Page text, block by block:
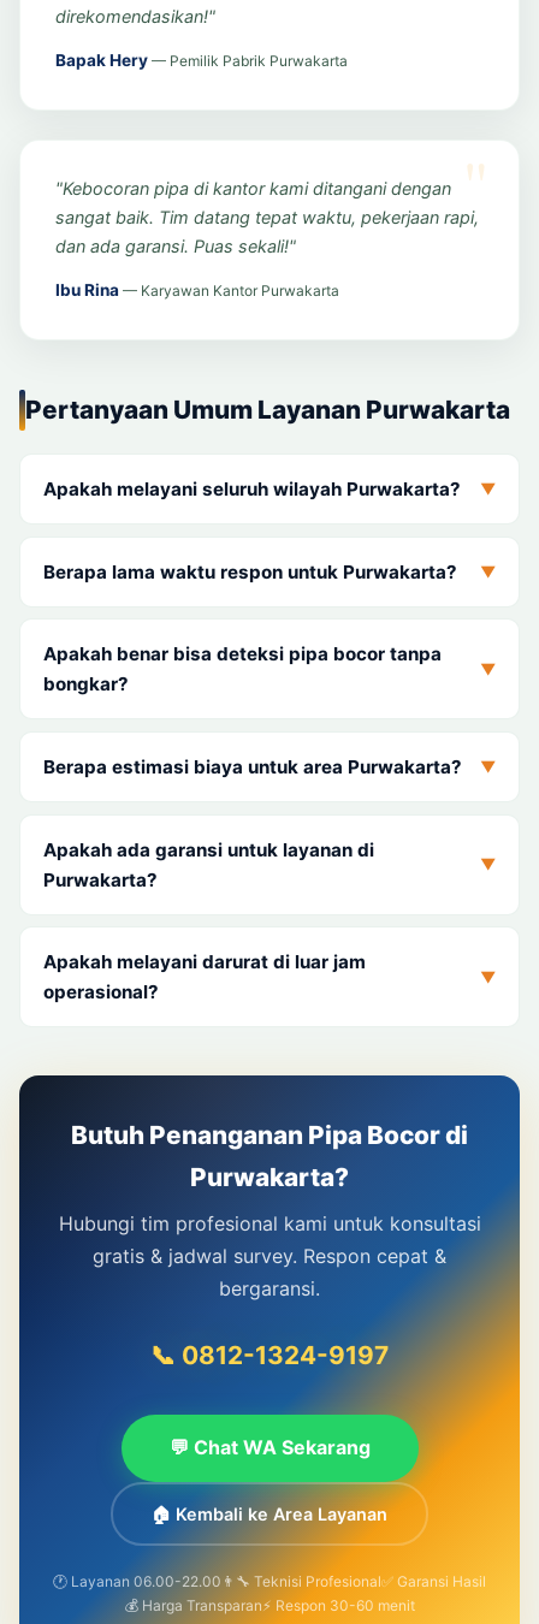
direkomendasikan!"
Bapak Hery — Pemilik Pabrik Purwakarta
"Kebocoran pipa di kantor kami ditangani dengan
sangat baik. Tim datang tepat waktu, pekerjaan rapi,
dan ada garansi. Puas sekali!"
Ibu Rina — Karyawan Kantor Purwakarta
Pertanyaan Umum Layanan Purwakarta
Apakah melayani seluruh wilayah Purwakarta? ▼
Berapa lama waktu respon untuk Purwakarta? ▼
Apakah benar bisa deteksi pipa bocor tanpa
bongkar?
▼
Berapa estimasi biaya untuk area Purwakarta? ▼
Apakah ada garansi untuk layanan di
Purwakarta?
▼
Apakah melayani darurat di luar jam
operasional?
▼
Butuh Penanganan Pipa Bocor di
Purwakarta?
Hubungi tim profesional kami untuk konsultasi
gratis & jadwal survey. Respon cepat &
bergaransi.
📞 0812-1324-9197
💬 Chat WA Sekarang
🏠 Kembali ke Area Layanan
🕐 Layanan 06.00-22.00 👨‍🔧 Teknisi Profesional✅ Garansi Hasil
💰 Harga Transparan⚡ Respon 30-60 menit